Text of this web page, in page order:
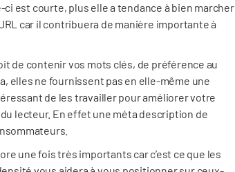
est courte, plus elle a tendance à bien marcher
car il contribuera de manière importante à
de contenir vos mots clés, de préférence au
elles ne fournissent pas en elle-même une
de les travailler pour améliorer votre
lecteur. En effet une méta description de
une fois très importants car c’est ce que les